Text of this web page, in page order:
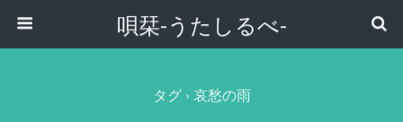
唄栞-うたしるべ-
タグ › 哀愁の雨